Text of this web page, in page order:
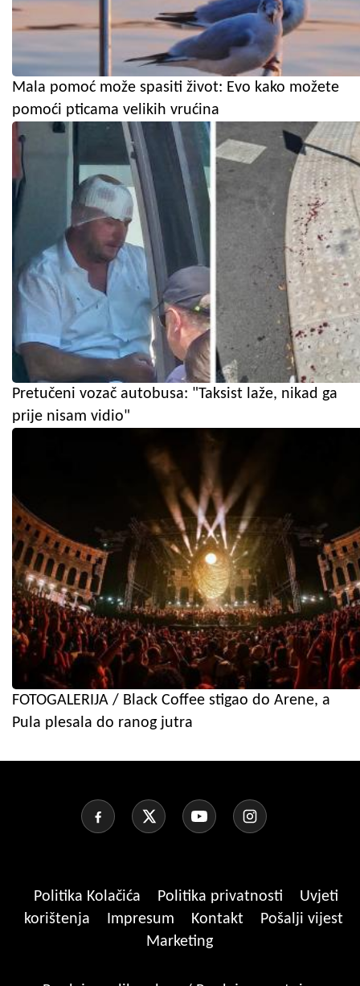
Mala pomoć može spasiti život: Evo kako možete
pomoći pticama velikih vrućina
Pretučeni vozač autobusa: "Taksist laže, nikad ga
prije nisam vidio"
FOTOGALERIJA / Black Coffee stigao do Arene, a
Pula plesala do ranog jutra
Politika Kolačića Politika privatnosti
Uvjeti
korištenja
Impresum Kontakt
Pošalji vijest
Marketing